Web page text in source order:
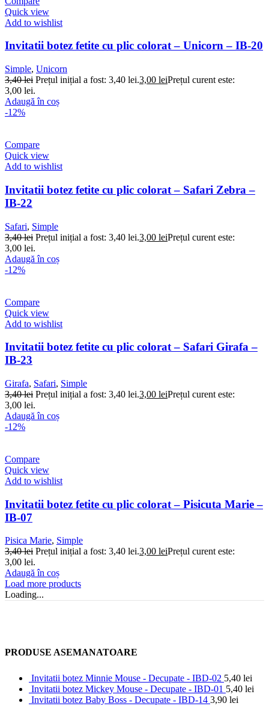
Quick view
Add to wishlist
Invitatii botez fetite cu plic colorat – Unicorn – IB-20
Simple, Unicorn
3,40lei Prețul inițial a fost: 3,40 lei.3,00 leiPrețul curent este:
3,00 lei.
Adaugă în coș
-12%
Compare
Quick view
Add to wishlist
Invitatii botez fetite cu plic colorat – Safari Zebra –
IB-22
Safari, Simple
3,40lei Prețul inițial a fost: 3,40 lei.3,00 leiPrețul curent este:
3,00 lei.
Adaugă în coș
-12%
Compare
Quick view
Add to wishlist
Invitatii botez fetite cu plic colorat – Safari Girafa –
IB-23
Girafa, Safari, Simple
3,40lei Prețul inițial a fost: 3,40 lei.3,00 leiPrețul curent este:
3,00 lei.
Adaugă în coș
-12%
Compare
Quick view
Add to wishlist
Invitatii botez fetite cu plic colorat – Pisicuta Marie –
IB-07
Pisica Marie, Simple
3,40lei Prețul inițial a fost: 3,40 lei.3,00 leiPrețul curent este:
3,00 lei.
Adaugă în coș
Load more products
Loading...
PRODUSE ASEMANATOARE
Invitatii botez Minnie Mouse - Decupate - IBD-02 5,40 lei
Invitatii botez Mickey Mouse - Decupate - IBD-01 5,40 lei
Invitatii botez Baby Boss - Decupate - IBD-14 3,90 lei